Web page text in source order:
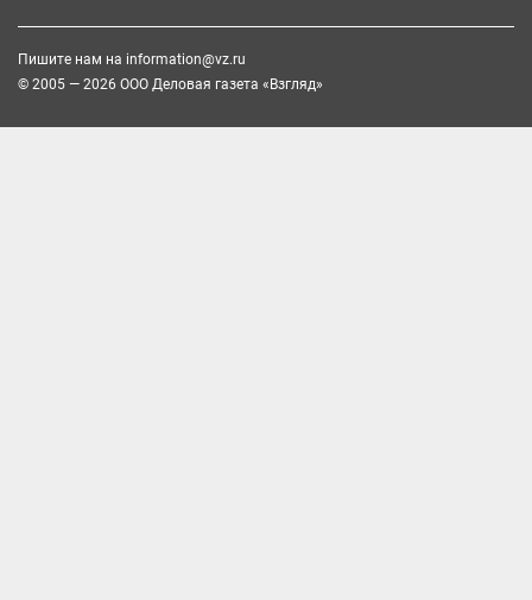
Пишите нам на information@vz.ru
© 2005 — 2026 ООО Деловая газета «Взгляд»